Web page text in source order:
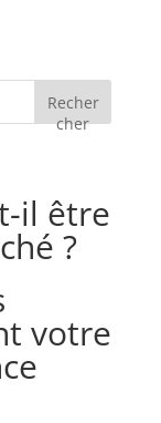
Recher
cher
il être
?
votre